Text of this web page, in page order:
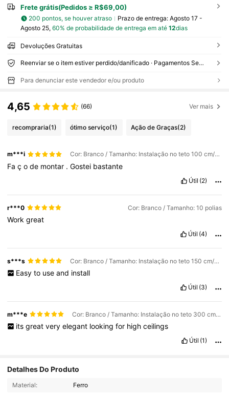
Frete grátis(Pedidos ≥ R$69,00)
200 pontos, se houver atraso Prazo de entrega: Agosto 17 -
Agosto 25, 60% de probabilidade de entrega em até 12dias
Devoluções Gratuitas
Reenviar se o item estiver perdido/danificado · Pagamentos Seguros · Proteção de privacidade
Para denunciar este vendedor e/ou produto
4,65 (66) Ver mais
recompraria(1) ótimo serviço(1) Ação de Graças(2)
m***i Cor: Branco / Tamanho: Instalação no teto 100 cm/39,37 pol.
Façode montar .Gostei bastante
Útil (2)
r***0 Cor: Branco / Tamanho: 10 polias
Workgreat
Útil (4)
s***s Cor: Branco / Tamanho: Instalação no teto 150 cm/59,06 pol.
Easy to use and install
Útil (3)
m***e Cor: Branco / Tamanho: Instalação no teto 300 cm/118,11 pol.
its great very elegant looking for high ceilings
Útil (1)
Detalhes Do Produto
Material: Ferro